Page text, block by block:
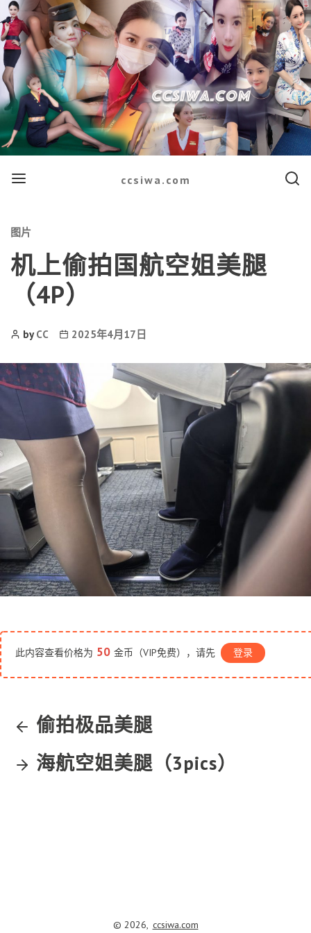
Menu ccsiwa.com Search
Categories
图片
机上偷拍国航空姐美腿
（4P）
PostbyCC
Post2025年4月17日
此内容查看价格为 50 金币（VIP免费），请先 登录
偷拍极品美腿
海航空姐美腿（3pics）
© 2026, ccsiwa.com